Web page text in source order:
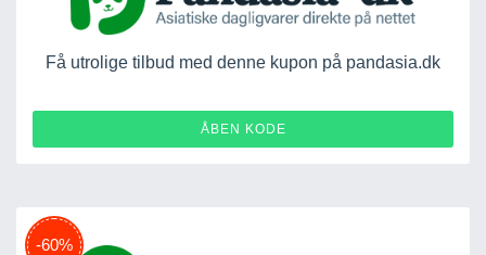
Få utrolige tilbud med denne kupon på pandasia.dk
ÅBEN KODE
-60%